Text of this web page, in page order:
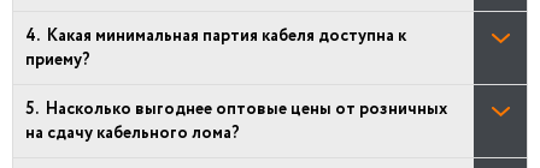
Какая минимальная партия кабеля доступна к
приему?
Насколько выгоднее оптовые цены от розничных
на сдачу кабельного лома?